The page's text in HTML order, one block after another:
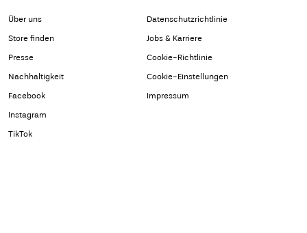
Über uns
Store finden
Presse
Nachhaltigkeit
Facebook
Instagram
TikTok
Datenschutzrichtlinie
Jobs & Karriere
Cookie-Richtlinie
Cookie-Einstellungen
Impressum